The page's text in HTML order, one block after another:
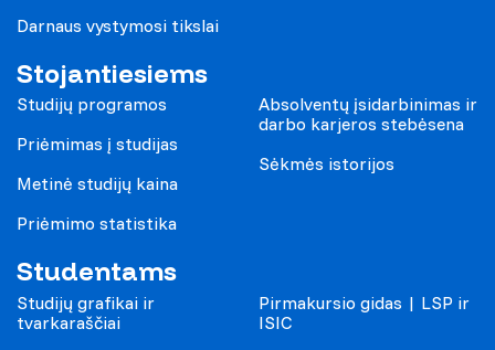
Darnaus vystymosi tikslai
Stojantiesiems
Studijų programos
Priėmimas į studijas
Metinė studijų kaina
Priėmimo statistika
Absolventų įsidarbinimas ir
darbo karjeros stebėsena
Sėkmės istorijos
Studentams
Studijų grafikai ir
tvarkaraščiai
Pirmakursio gidas | LSP ir
ISIC